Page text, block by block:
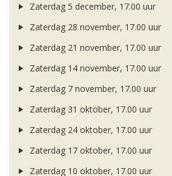
Zaterdag 5 december, 17.00 uur
Zaterdag 28 november, 17.00 uur
Zaterdag 21 november, 17.00 uur
Zaterdag 14 november, 17.00 uur
Zaterdag 7 november, 17.00 uur
Zaterdag 31 oktober, 17.00 uur
Zaterdag 24 oktober, 17.00 uur
Zaterdag 17 oktober, 17.00 uur
Zaterdag 10 oktober, 17.00 uur